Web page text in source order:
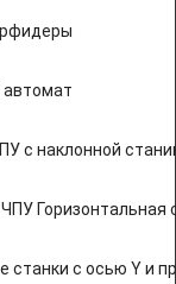
c наклонной
Горизонтальная
станки с осью Y и